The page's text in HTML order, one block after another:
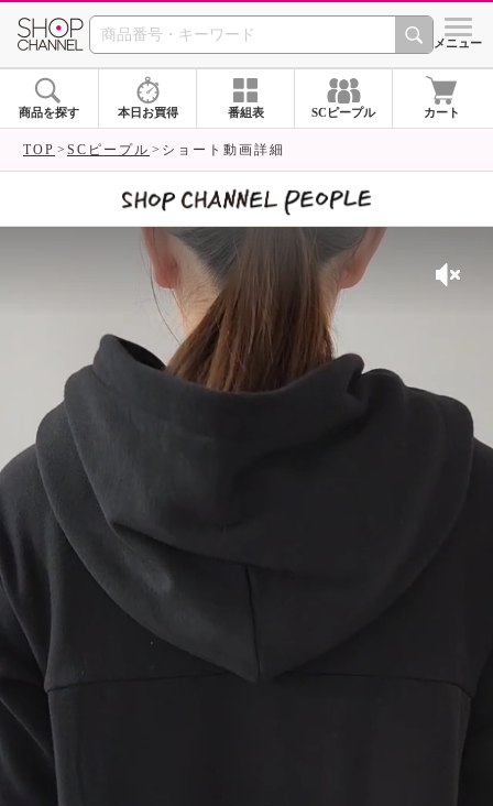
SHOP CHANNEL シメニュー
商品を探す 本日お買得 番組表 SCピープル カート
TOP SCピープル ショート動画詳細